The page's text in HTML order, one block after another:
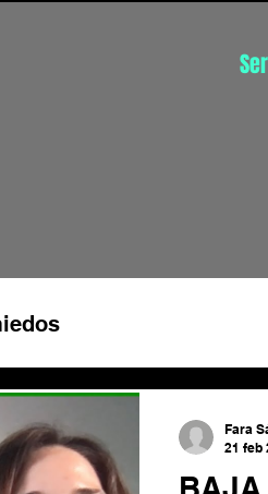
Fara
21 feb